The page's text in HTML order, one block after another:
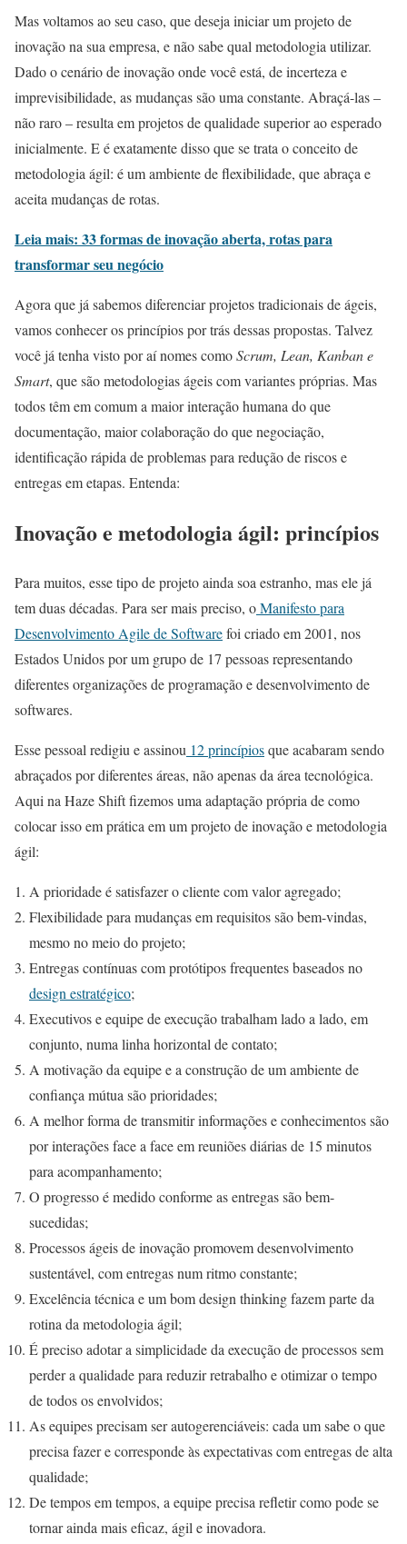
Mas voltamos ao seu caso, que deseja iniciar um projeto de
inovação na sua empresa, e não sabe qual metodologia utilizar.
Dado o cenário de inovação onde você está, de incerteza e
imprevisibilidade, as mudanças são uma constante. Abraçá-las –
não raro – resulta em projetos de qualidade superior ao esperado
inicialmente. E é exatamente disso que se trata o conceito de
metodologia ágil: é um ambiente de flexibilidade, que abraça e
aceita mudanças de rotas.
Leia mais: 33 formas de inovação aberta, rotas para
transformar seu negócio
Agora que já sabemos diferenciar projetos tradicionais de ágeis,
vamos conhecer os princípios por trás dessas propostas. Talvez
você já tenha visto por aí nomes comoScrum, Lean, Kanban e
Smart, que são metodologias ágeis com variantes próprias. Mas
todos têm em comum a maior interação humana do que
documentação, maior colaboração do que negociação,
identificação rápida de problemas para redução de riscos e
entregas em etapas. Entenda:
Inovação e metodologia ágil: princípios
Para muitos, esse tipo de projeto ainda soa estranho, mas ele já
tem duas décadas. Para ser mais preciso, oManifesto para
Desenvolvimento Agile de Softwarefoi criado em 2001, nos
Estados Unidos por um grupo de 17 pessoas representando
diferentes organizações de programação e desenvolvimento de
softwares.
Esse pessoal redigiu e assinou 12 princípiosque acabaram sendo
abraçados por diferentes áreas, não apenas da área tecnológica.
Aqui na Haze Shift fizemos uma adaptação própria de como
colocar isso em prática em um projeto de inovação e metodologia
ágil:
A prioridade é satisfazer o cliente com valor agregado;
Flexibilidade para mudanças em requisitos são bem-vindas,
mesmo no meio do projeto;
Entregas contínuas com protótipos frequentes baseados no
design estratégico;
Executivos e equipe de execução trabalham lado a lado, em
conjunto, numa linha horizontal de contato;
A motivação da equipe e a construção de um ambiente de
confiança mútua são prioridades;
A melhor forma de transmitir informações e conhecimentos são
por interações face a face em reuniões diárias de 15 minutos
para acompanhamento;
O progresso é medido conforme as entregas são bem-
sucedidas;
Processos ágeis de inovação promovem desenvolvimento
sustentável, com entregas num ritmo constante;
Excelência técnica e um bom design thinking fazem parte da
rotina da metodologia ágil;
É preciso adotar a simplicidade da execução de processos sem
perder a qualidade para reduzir retrabalho e otimizar o tempo
de todos os envolvidos;
As equipes precisam ser autogerenciáveis: cada um sabe o que
precisa fazer e corresponde às expectativas com entregas de alta
qualidade;
De tempos em tempos, a equipe precisa refletir como pode se
tornar ainda mais eficaz, ágil e inovadora.